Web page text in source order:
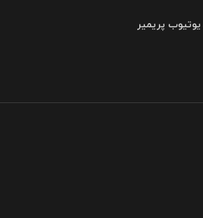
یوتیوب پریمیر